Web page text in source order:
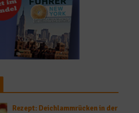
Rezept: Deichlammrücken in der